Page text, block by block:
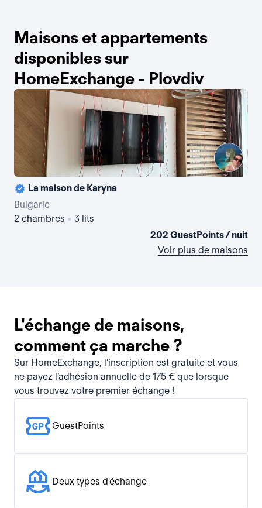
Maisons et appartements
disponibles sur
HomeExchange - Plovdiv
La maison de Karyna
Bulgarie
2 chambres • 3 lits
202 GuestPoints / nuit
Voir plus de maisons
L'échange de maisons,
comment ça marche ?
Sur HomeExchange, l’inscription est gratuite et vous
ne payez l’adhésion annuelle de 175 € que lorsque
vous trouvez votre premier échange !
GuestPoints
Deux types d'échange